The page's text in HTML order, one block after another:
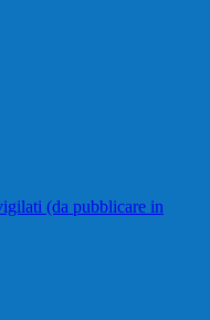
(da pubblicare in